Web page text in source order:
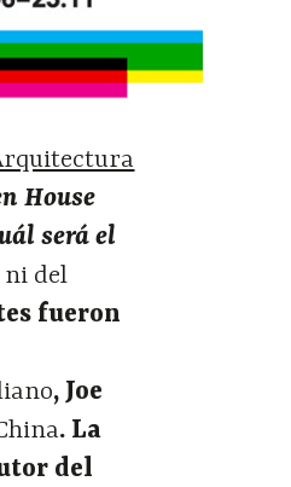
House
será el
del
fueron
, Joe
. La
del